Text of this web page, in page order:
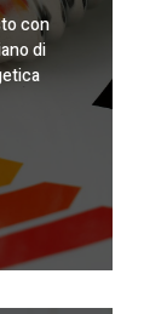
con
di